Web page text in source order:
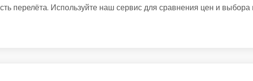
перелёта. Используйте наш сервис для сравнения цен и